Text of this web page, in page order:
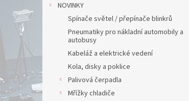
NOVINKY
Spínače světel / přepínače blinkrů
Pneumatiky pro nákladní automobily a
autobusy
Kabeláž a elektrické vedení
Kola, disky a poklice
Palivová čerpadla
Mřížky chladiče